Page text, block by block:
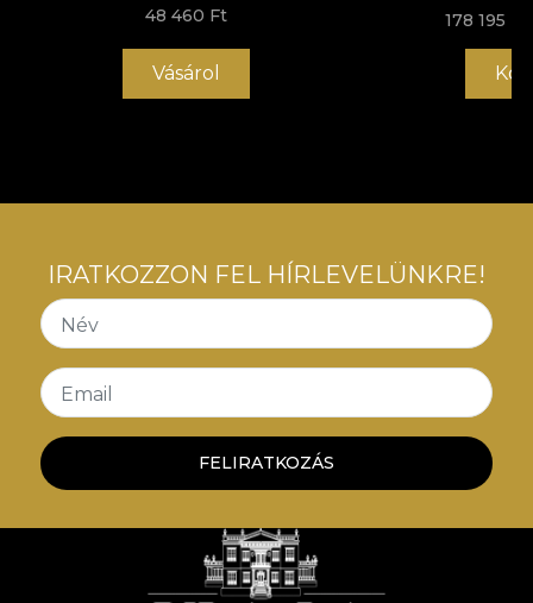
48 460 Ft
Vásárol
178 195 Ft
IRATKOZZON FEL HÍRLEVELÜNKRE!
Név
Email
FELIRATKOZÁS